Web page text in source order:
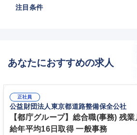
注目条件
あなたにおすすめの求人
正社員
公益財団法人東京都道路整備保全公社
【都庁グループ】総合職(事務) 残
給年平均16日取得 一般事務